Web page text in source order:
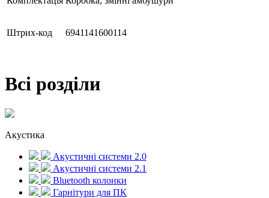
Штрих-код 6941141600114
Всі розділи
Акустика
Акустичні системи 2.0
Акустичні системи 2.1
Bluetooth колонки
Гарнітури для ПК